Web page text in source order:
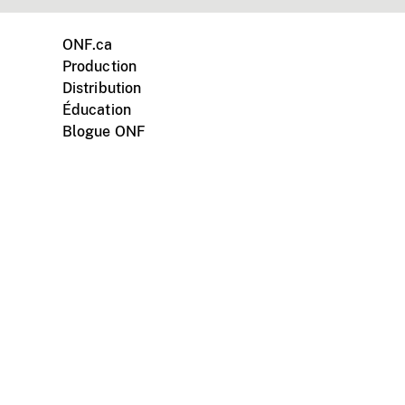
ONF.ca
Production
Distribution
Éducation
Blogue ONF